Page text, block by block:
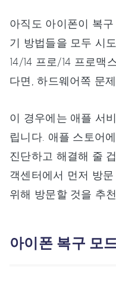
아직도 아이폰이 복
기 방법들을 모두 시
14/14 프로/14 프로맥
다면, 하드웨어쪽 문
이 경우에는 애플 서
립니다. 애플 스토어
진단하고 해결해 줄
객센터에서 먼저 방
위해 방문할 것을 추
아이폰 복구 모